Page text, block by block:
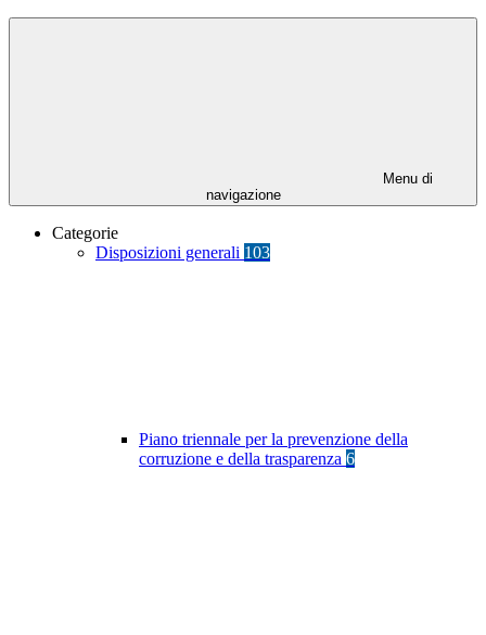
Menu di
navigazione
Categorie
Disposizioni generali 103
Piano triennale per la prevenzione della
corruzione e della trasparenza 6